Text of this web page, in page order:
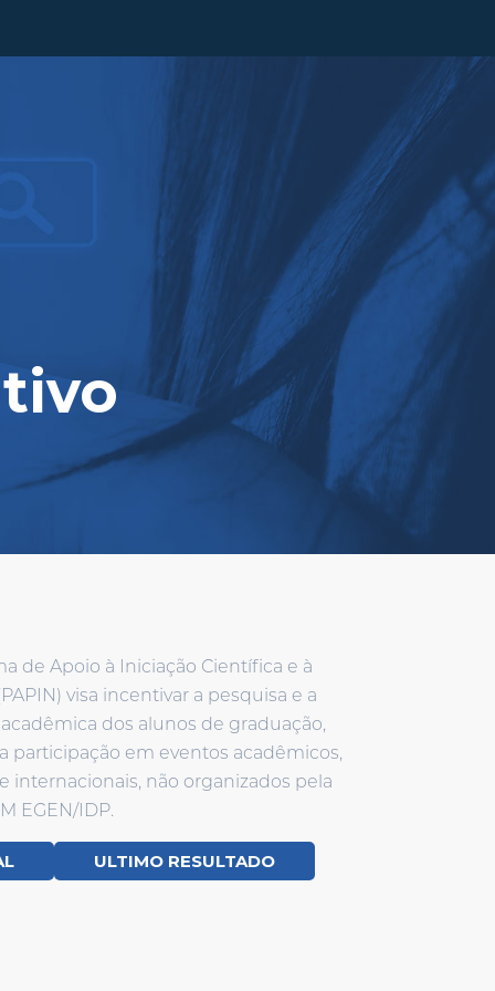
de Apoio à Iniciação Científica e à
visa incentivar a pesquisa e a
dos alunos de graduação,
participação em eventos acadêmicos,
internacionais, não organizados pela
EGEN/IDP.
ULTIMO RESULTADO